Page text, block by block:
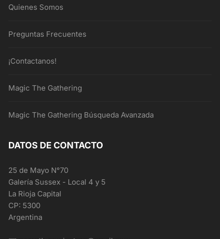
Quienes Somos
Preguntas Frecuentes
¡Contactanos!
Magic The Gathering
Magic The Gathering Búsqueda Avanzada
DATOS DE CONTACTO
25 de Mayo N°70
Galería Sussex - Local 4 y 5
La Rioja Capital
CP: 5300
Argentina